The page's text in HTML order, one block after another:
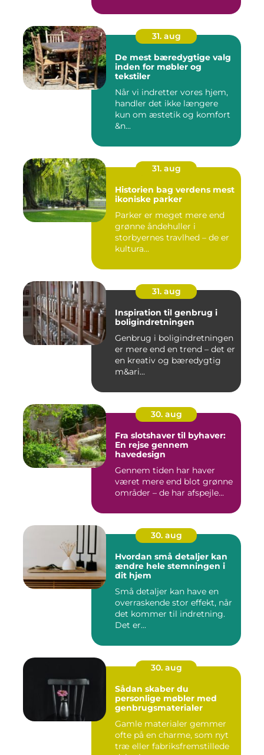
31. aug
De mest bæredygtige valg
inden for møbler og
tekstiler
Når vi indretter vores hjem,
handler det ikke længere
kun om æstetik og komfort
&n...
31. aug
Historien bag verdens mest
ikoniske parker
Parker er meget mere end
grønne åndehuller i
storbyernes travlhed – de er
kultura...
31. aug
Inspiration til genbrug i
boligindretningen
Genbrug i boligindretningen
er mere end en trend – det er
en kreativ og bæredygtig
m&ari...
30. aug
Fra slotshaver til byhaver:
En rejse gennem
havedesign
Gennem tiden har haver
været mere end blot grønne
områder – de har afspejle...
30. aug
Hvordan små detaljer kan
ændre hele stemningen i
dit hjem
Små detaljer kan have en
overraskende stor effekt, når
det kommer til indretning.
Det er...
30. aug
Sådan skaber du
personlige møbler med
genbrugsmaterialer
Gamle materialer gemmer
ofte på en charme, som nyt
træ eller fabriksfremstillede